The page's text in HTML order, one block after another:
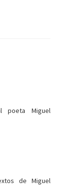
poeta Miguel
de Miguel